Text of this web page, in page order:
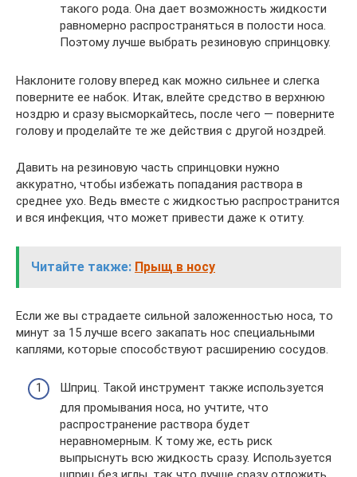
такого рода. Она дает возможность жидкости
равномерно распространяться в полости носа.
Поэтому лучше выбрать резиновую спринцовку.
Наклоните голову вперед как можно сильнее и слегка
поверните ее набок. Итак, влейте средство в верхнюю
ноздрю и сразу высморкайтесь, после чего — поверните
голову и проделайте те же действия с другой ноздрей.
Давить на резиновую часть спринцовки нужно
аккуратно, чтобы избежать попадания раствора в
среднее ухо. Ведь вместе с жидкостью распространится
и вся инфекция, что может привести даже к отиту.
Читайте также: Прыщ в носу
Если же вы страдаете сильной заложенностью носа, то
минут за 15 лучше всего закапать нос специальными
каплями, которые способствуют расширению сосудов.
Шприц. Такой инструмент также используется
для промывания носа, но учтите, что
распространение раствора будет
неравномерным. К тому же, есть риск
выпрыснуть всю жидкость сразу. Используется